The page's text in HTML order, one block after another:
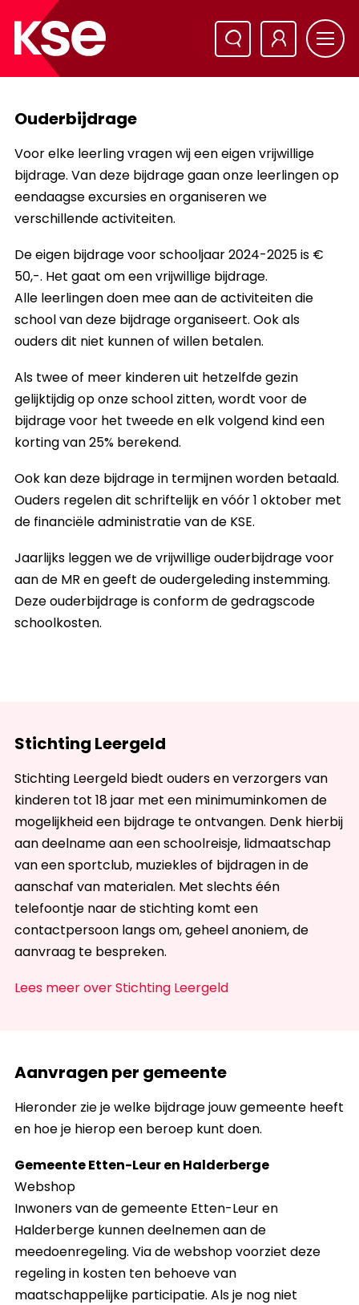
Ouderbijdrage
Voor elke leerling vragen wij een eigen vrijwillige
bijdrage. Van deze bijdrage gaan onze leerlingen op
eendaagse excursies en organiseren we
verschillende activiteiten.
De eigen bijdrage voor schooljaar 2024-2025 is €
50,-. Het gaat om een vrijwillige bijdrage.
Alle leerlingen doen mee aan de activiteiten die
school van deze bijdrage organiseert. Ook als
ouders dit niet kunnen of willen betalen.
Als twee of meer kinderen uit hetzelfde gezin
gelijktijdig op onze school zitten, wordt voor de
bijdrage voor het tweede en elk volgend kind een
korting van 25% berekend.
Ook kan deze bijdrage in termijnen worden betaald.
Ouders regelen dit schriftelijk en vóór 1 oktober met
de financiële administratie van de KSE.
Jaarlijks leggen we de vrijwillige ouderbijdrage voor
aan de MR en geeft de oudergeleding instemming.
Deze ouderbijdrage is conform de gedragscode
schoolkosten.
Stichting Leergeld
Stichting Leergeld biedt ouders en verzorgers van
kinderen tot 18 jaar met een minimuminkomen de
mogelijkheid een bijdrage te ontvangen. Denk hierbij
aan deelname aan een schoolreisje, lidmaatschap
van een sportclub, muziekles of bijdragen in de
aanschaf van materialen. Met slechts één
telefoontje naar de stichting komt een
contactpersoon langs om, geheel anoniem, de
aanvraag te bespreken.
Lees meer over Stichting Leergeld
Aanvragen per gemeente
Hieronder zie je welke bijdrage jouw gemeente heeft
en hoe je hierop een beroep kunt doen.
Gemeente Etten-Leur en Halderberge
Webshop
Inwoners van de gemeente Etten-Leur en
Halderberge kunnen deelnemen aan de
meedoenregeling. Via de webshop voorziet deze
regeling in kosten ten behoeve van
maatschappelijke participatie. Als je nog niet